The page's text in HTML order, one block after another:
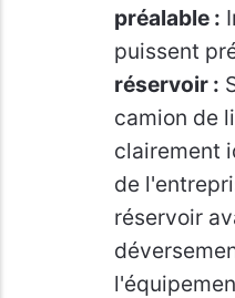
préalable :
puissent
réservoir :
camion de
clairement
de
réservoir